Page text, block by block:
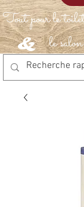
Tout pour le
le salon de
&